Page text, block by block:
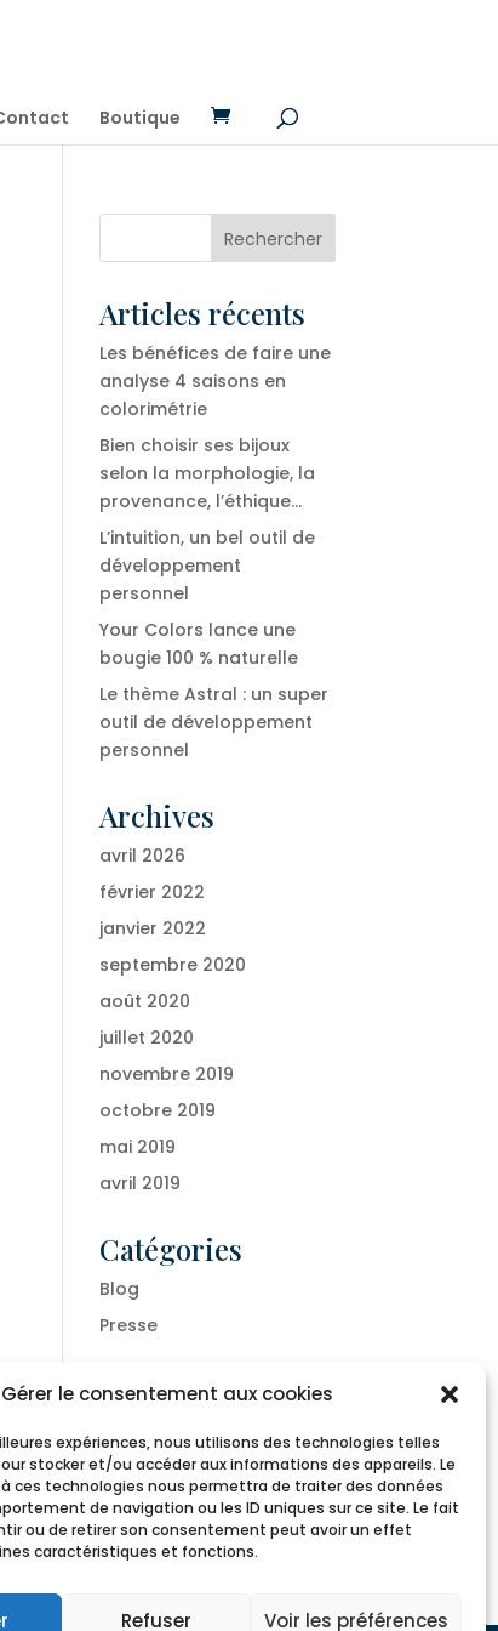
Gérer le consentement aux cookies
expériences, nous utilisons des technologies telles
stocker et/ou accéder aux informations des appareils. Le
ces technologies nous permettra de traiter des données
de navigation ou les ID uniques sur ce site. Le fait
ou de retirer son consentement peut avoir un effet
caractéristiques et fonctions.
Refuser Voir les préférences
Boutique
Articles récents
Les bénéfices de faire une
analyse 4 saisons en
colorimétrie
Bien choisir ses bijoux
selon la morphologie, la
provenance, l’éthique…
L’intuition, un bel outil de
développement
personnel
Your Colors lance une
bougie 100 % naturelle
Le thème Astral : un super
outil de développement
personnel
Archives
avril 2026
février 2022
janvier 2022
septembre 2020
août 2020
juillet 2020
novembre 2019
octobre 2019
mai 2019
avril 2019
Catégories
Blog
Presse
Méta
Flux des publications
Flux des commentaires
Site de WordPress-FR